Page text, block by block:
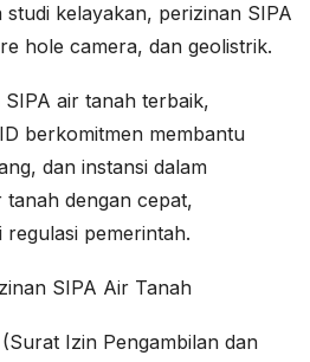
studi kelayakan, perizinan SIPA
hole camera, dan geolistrik.
air tanah terbaik,
berkomitmen membantu
dan instansi dalam
dengan cepat,
pemerintah.
SIPA Air Tanah
Izin Pengambilan dan